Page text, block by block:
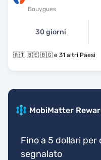
Bouygues
30 giorni
🇦🇹 🇧🇪 🇧🇬 e 31 altri Paesi
MobiMatter
Fino a 5 dollari per
segnalato